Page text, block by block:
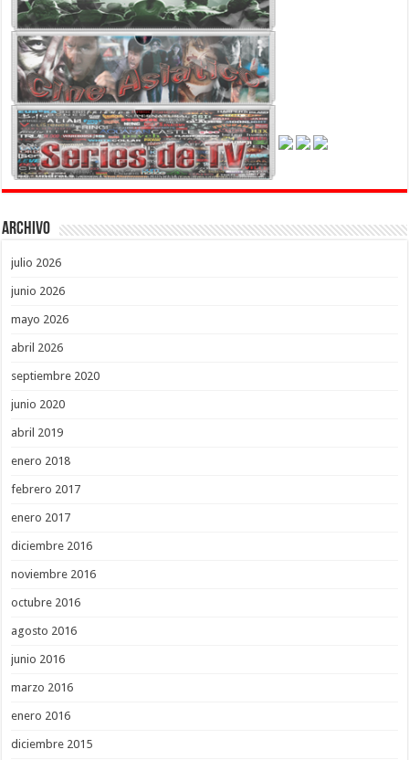
Archivo
julio 2026
junio 2026
mayo 2026
abril 2026
septiembre 2020
junio 2020
abril 2019
enero 2018
febrero 2017
enero 2017
diciembre 2016
noviembre 2016
octubre 2016
agosto 2016
junio 2016
marzo 2016
enero 2016
diciembre 2015